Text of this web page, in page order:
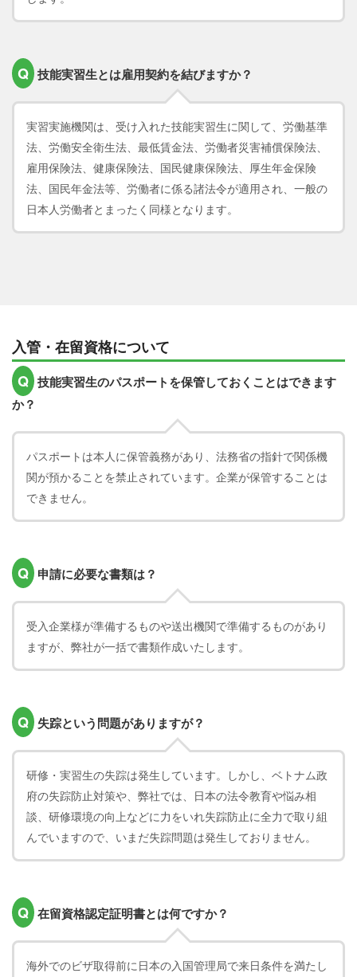
Q 技能実習生とは雇用契約を結びますか？
実習実施機関は、受け入れた技能実習生に関して、労働基準
法、労働安全衛生法、最低賃金法、労働者災害補償保険法、
雇用保険法、健康保険法、国民健康保険法、厚生年金保険
法、国民年金法等、労働者に係る諸法令が適用され、一般の
日本人労働者とまったく同様となります。
入管・在留資格について
Q 技能実習生のパスポートを保管しておくことはできます
か？
パスポートは本人に保管義務があり、法務省の指針で関係機
関が預かることを禁止されています。企業が保管することは
できません。
Q 申請に必要な書類は？
受入企業様が準備するものや送出機関で準備するものがあり
ますが、弊社が一括で書類作成いたします。
Q 失踪という問題がありますが？
研修・実習生の失踪は発生しています。しかし、ベトナム政
府の失踪防止対策や、弊社では、日本の法令教育や悩み相
談、研修環境の向上などに力をいれ失踪防止に全力で取り組
んでいますので、いまだ失踪問題は発生しておりません。
Q 在留資格認定証明書とは何ですか？
海外でのビザ取得前に日本の入国管理局で来日条件を満たし